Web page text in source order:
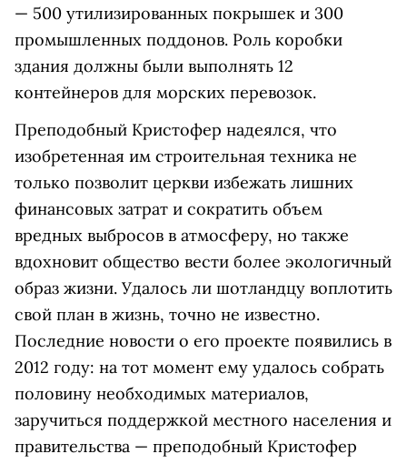
— 500 утилизированных покрышек и 300
промышленных поддонов. Роль коробки
здания должны были выполнять 12
контейнеров для морских перевозок.
Преподобный Кристофер надеялся, что
изобретенная им строительная техника не
только позволит церкви избежать лишних
финансовых затрат и сократить объем
вредных выбросов в атмосферу, но также
вдохновит общество вести более экологичный
образ жизни. Удалось ли шотландцу воплотить
свой план в жизнь, точно не известно.
Последние новости о его проекте появились в
2012 году: на тот момент ему удалось собрать
половину необходимых материалов,
заручиться поддержкой местного населения и
правительства — преподобный Кристофер